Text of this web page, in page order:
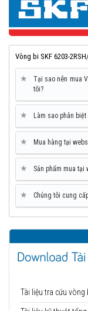
Vòng bi SKF 6203-
★
Tại sao nên mua
tôi?
★ Làm sao phân
★ Mua hàng tại
★ Sản phẩm mua tại
★ Chúng tôi cung
Tài liệu tra cứu vòng